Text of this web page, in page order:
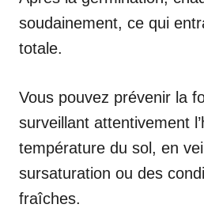
soudainement, ce qui
totale.
Vous pouvez prévenir la
surveillant attentivement
température du sol, en
sursaturation ou des
fraîches.